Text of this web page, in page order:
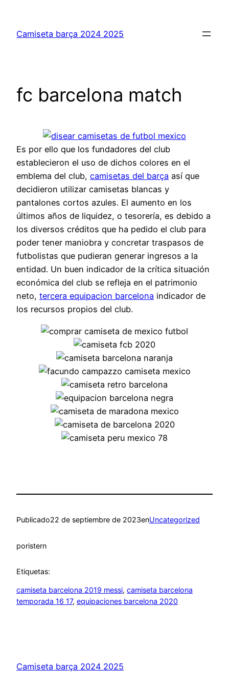
contenido
Camiseta barça 2024 2025
fc barcelona match
Es por ello que los fundadores del club
establecieron el uso de dichos colores en el
emblema del club, camisetas del barça así que
decidieron utilizar camisetas blancas y
pantalones cortos azules. El aumento en los
últimos años de liquidez, o tesorería, es debido a
los diversos créditos que ha pedido el club para
poder tener maniobra y concretar traspasos de
futbolistas que pudieran generar ingresos a la
entidad. Un buen indicador de la crítica situación
económica del club se refleja en el patrimonio
neto, tercera equipacion barcelona indicador de
los recursos propios del club.
Publicado22 de septiembre de 2023enUncategorized
poristern
Etiquetas:
camiseta barcelona 2019 messi, camiseta barcelona
temporada 16 17, equipaciones barcelona 2020
Camiseta barça 2024 2025